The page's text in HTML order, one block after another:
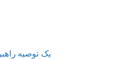
یک توصیه